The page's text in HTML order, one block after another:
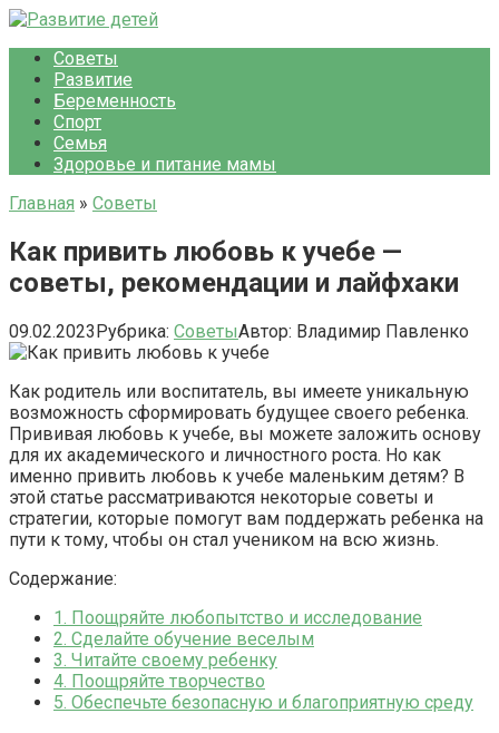
Перейти
контентуСоветы
Развитие
Беременность
Спорт
Семья
Здоровье и питание мамы
Главная » Советы
Как привить любовь к учебе —
советы, рекомендации и лайфхаки
09.02.2023Рубрика: СоветыАвтор: Владимир Павленко
Как родитель или воспитатель, вы имеете уникальную
возможность сформировать будущее своего ребенка.
Прививая любовь к учебе, вы можете заложить основу
для их академического и личностного роста. Но как
именно привить любовь к учебе маленьким детям? В
этой статье рассматриваются некоторые советы и
стратегии, которые помогут вам поддержать ребенка на
пути к тому, чтобы он стал учеником на всю жизнь.
Содержание:
1. Поощряйте любопытство и исследование
2. Сделайте обучение веселым
3. Читайте своему ребенку
4. Поощряйте творчество
5. Обеспечьте безопасную и благоприятную среду